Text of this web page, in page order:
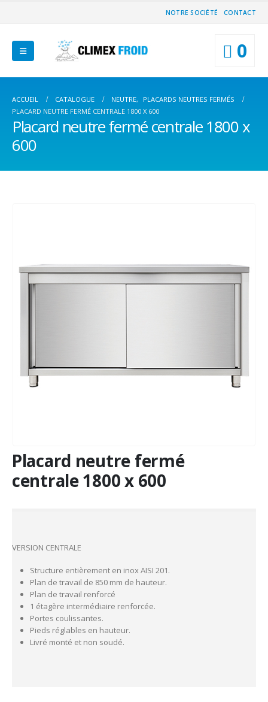
NOTRE SOCIÉTÉ CONTACT
0
ACCUEIL CATALOGUE NEUTRE,
PLACARDS NEUTRES FERMÉS
PLACARD NEUTRE FERMÉ CENTRALE 1800 X 600
Placard neutre fermé centrale 1800 x
600
Placard neutre fermé
centrale 1800 x 600
VERSION CENTRALE
Structure entièrement en inox AISI 201.
Plan de travail de 850 mm de hauteur.
Plan de travail renforcé
1 étagère intermédiaire renforcée.
Portes coulissantes.
Pieds réglables en hauteur.
Livré monté et non soudé.